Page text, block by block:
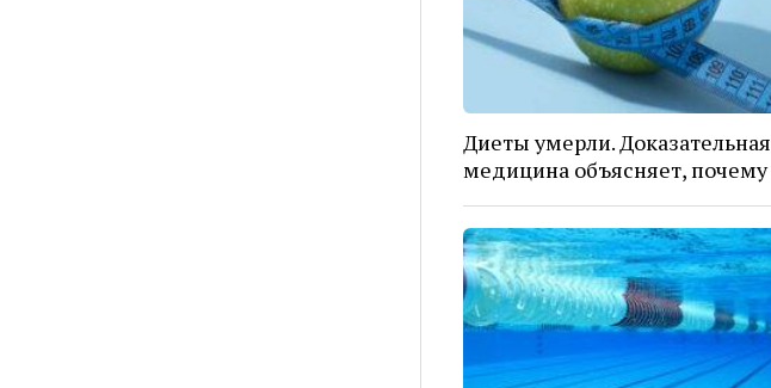
Диеты умерли. Доказательная
медицина объясняет, почему